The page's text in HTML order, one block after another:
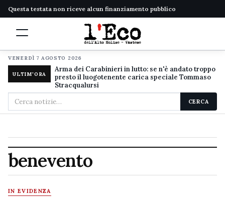
Questa testata non riceve alcun finanziamento pubblico
VENERDÌ 7 AGOSTO 2026
ULTIM'ORA
Arma dei Carabinieri in lutto: se n'è andato troppo
presto il luogotenente carica speciale Tommaso
Stracqualursi
Cerca
nel
CERCA
benevento
IN EVIDENZA